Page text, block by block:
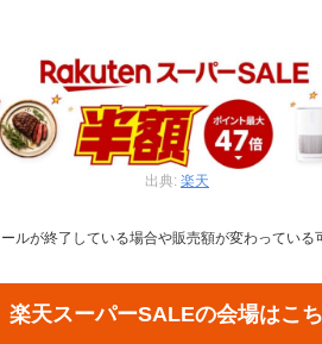
出典: 楽天
が終了している場合や販売額が変わっている
楽天スーパーSALEの会場はこ